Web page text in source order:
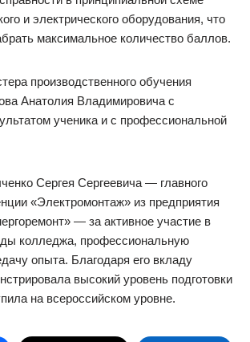
и электрического оборудования, что
максимальное количество баллов.
производственного обучения
Анатолия Владимировича с
ученика и с профессиональной
Сергея Сергеевича — главного
«Электромонтаж» из предприятия
— за активное участие в
колледжа, профессиональную
опыта. Благодаря его вкладу
высокий уровень подготовки
на всероссийском уровне.